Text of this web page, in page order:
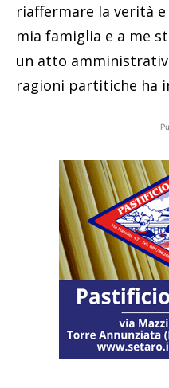
riaffermare la verità
mia famiglia e a me
un atto
ragioni partitiche ha